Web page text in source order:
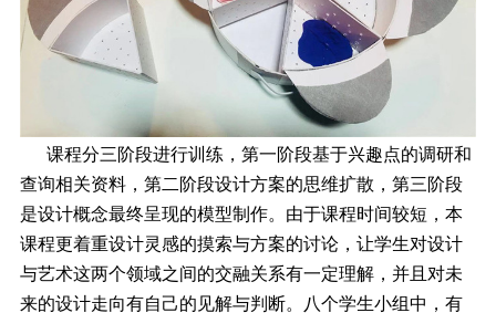
课程分三阶段进行训练，第一阶段基于兴趣点的调研和
查询相关资料，第二阶段设计方案的思维扩散，第三阶段
是设计概念最终呈现的模型制作。由于课程时间较短，本
课程更着重设计灵感的摸索与方案的讨论，让学生对设计
与艺术这两个领域之间的交融关系有一定理解，并且对未
来的设计走向有自己的见解与判断。八个学生小组中，有